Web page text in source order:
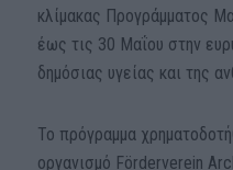
κλίμακας Προγράμματος
έως τις 30 Μαΐου στην
δημόσιας υγείας και της
Το πρόγραμμα
οργανισμό Förderverein